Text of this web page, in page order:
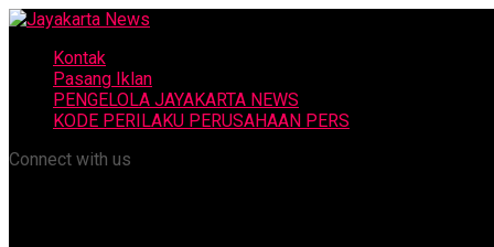
Kontak
Pasang Iklan
PENGELOLA JAYAKARTA NEWS
KODE PERILAKU PERUSAHAAN PERS
Connect with us